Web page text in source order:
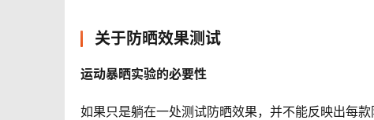
关于防晒效果测试
运动暴晒实验的必要性
如果只是躺在一处测试防晒效果，并不能反映出每